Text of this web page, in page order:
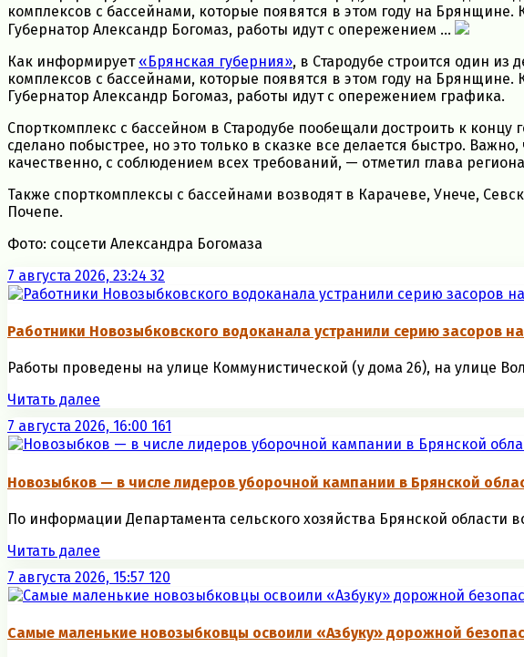
комплексов с бассейнами, которые появятся в этом году на Брянщине.
Губернатор Александр Богомаз, работы идут с опережением ...
Как информирует «Брянская губерния», в Стародубе строится один
комплексов с бассейнами, которые появятся в этом году на Брянщине.
Губернатор Александр Богомаз, работы идут с опережением графика.
Спорткомплекс с бассейном в Стародубе пообещали достроить к концу
сделано побыстрее, но это только в сказке все делается быстро.
качественно, с соблюдением всех требований, — отметил глава
Также спорткомплексы с бассейнами возводят в Карачеве, Унече,
Почепе.
Фото: соцсети Александра Богомаза
7 августа 2026, 23:24 32
Работники Новозыбковского водоканала устранили серию засоров
Работы проведены на улице Коммунистической (у дома 26), на улице
Читать далее
7 августа 2026, 16:00 161
Новозыбков — в числе лидеров уборочной кампании в Брянской
По информации Департамента сельского хозяйства Брянской области
Читать далее
7 августа 2026, 15:57 120
Самые маленькие новозыбковцы освоили «Азбуку» дорожной